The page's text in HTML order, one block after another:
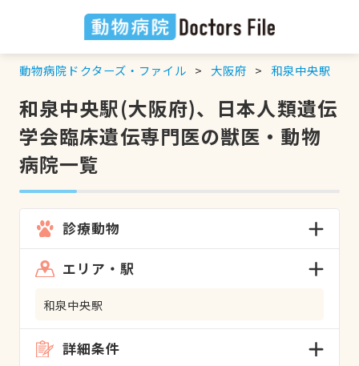
動物病院ドクターズ・ファイル 大阪府 和泉中央駅
和泉中央駅(大阪府)、日本人類遺伝
学会臨床遺伝専門医の獣医・動物
病院一覧
診療動物
エリア・駅
和泉中央駅
詳細条件